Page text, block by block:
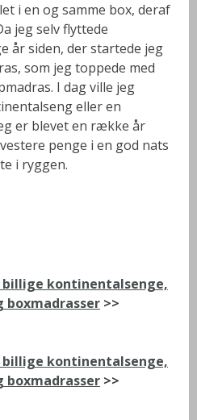
i en og samme box, deraf
jeg selv flyttede
år siden, der startede jeg
som jeg toppede med
I dag ville jeg
eller en
er blevet en række år
penge i en god nats
i ryggen.
billige kontinentalsenge,
boxmadrasser >>
billige kontinentalsenge,
boxmadrasser >>